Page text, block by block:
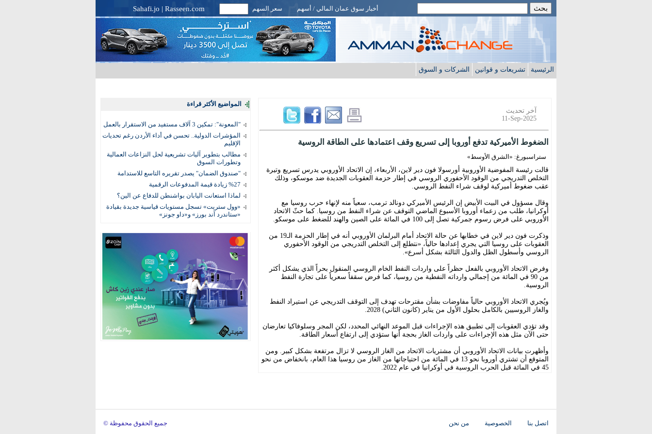
أخبار سوق عمان المالي / أسهم سعر السهم Sahafi.jo | Rasseen.com
الرئيسية تشريعات و قوانين الشركات و السوق
المواضيع الأكثر قراءة
"المعونة": تمكين 3 آلاف مستفيد من الاستقرار بالعمل
المؤشرات الدولية.. تحسن في أداء الأردن رغم تحديات
الإقليم
مطالب بتطوير آليات تشريعية لحل النزاعات العمالية
وتطورات السوق
"صندوق الضمان" يصدر تقريره التاسع للاستدامة
%27 زيادة قيمة المدفوعات الرقمية
لماذا استعانت اليابان بواشنطن للدفاع عن الين؟
«وول ستريت» تسجل مستويات قياسية جديدة بقيادة
«ستاندرد آند بورز» و«داو جونز»
آخر تحديث
11-Sep-2025
الضغوط الأميركية تدفع أوروبا إلى تسريع وقف اعتمادها على الطاقة الروسية
ستراسبورغ: «الشرق الأوسط»
قالت رئيسة المفوضية الأوروبية أورسولا فون دير لاين، الأربعاء، إن الاتحاد الأوروبي يدرس تسريع وتيرة
التخلص التدريجي من الوقود الأحفوري الروسي في إطار حزمة العقوبات الجديدة ضد موسكو، وذلك
عقب ضغوط أميركية لوقف شراء النفط الروسي.
وقال مسؤول في البيت الأبيض إن الرئيس الأميركي دونالد ترمب، سعياً منه لإنهاء حرب روسيا مع
أوكرانيا، طلب من زعماء أوروبا الأسبوع الماضي التوقف عن شراء النفط من روسيا. كما حثّ الاتحاد
الأوروبي على فرض رسوم جمركية تصل إلى 100 في المائة على الصين والهند للضغط على موسكو.
وذكرت فون دير لاين في خطابها عن حالة الاتحاد أمام البرلمان الأوروبي أنه في إطار الحزمة الـ19 من
العقوبات على روسيا التي يجري إعدادها حالياً، «نتطلع إلى التخلص التدريجي من الوقود الأحفوري
الروسي وأسطول الظل والدول الثالثة بشكل أسرع».
وفرض الاتحاد الأوروبي بالفعل حظراً على واردات النفط الخام الروسي المنقول بحراً الذي يشكل أكثر
من 90 في المائة من إجمالي وارداته النفطية من روسيا، كما فرض سقفاً سعرياً على تجارة النفط
الروسية.
ويُجري الاتحاد الأوروبي حالياً مفاوضات بشأن مقترحات تهدف إلى التوقف التدريجي عن استيراد النفط
والغاز الروسيين بالكامل بحلول الأول من يناير (كانون الثاني) 2028.
وقد تؤدي العقوبات إلى تطبيق هذه الإجراءات قبل الموعد النهائي المحدد، لكن المجر وسلوفاكيا تعارضان
حتى الآن مثل هذه الإجراءات على واردات الغاز بحجة أنها ستؤدي إلى ارتفاع أسعار الطاقة.
وأظهرت بيانات الاتحاد الأوروبي أن مشتريات الاتحاد من الغاز الروسي لا تزال مرتفعة بشكل كبير. ومن
المتوقع أن تشتري أوروبا نحو 13 في المائة من احتياجاتها من الغاز من روسيا هذا العام، بانخفاض من نحو
45 في المائة قبل الحرب الروسية في أوكرانيا في عام 2022.
اتصل بنا الخصوصية من نحن © جميع الحقوق محفوظة